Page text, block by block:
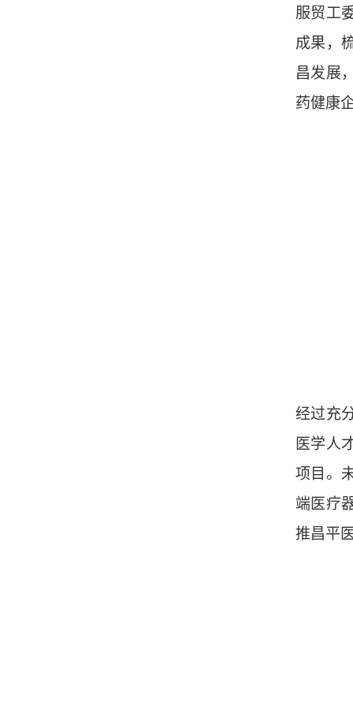
服贸工
成果，
昌发展
药健康
经过充
医学人
项目。
端医疗
推昌平